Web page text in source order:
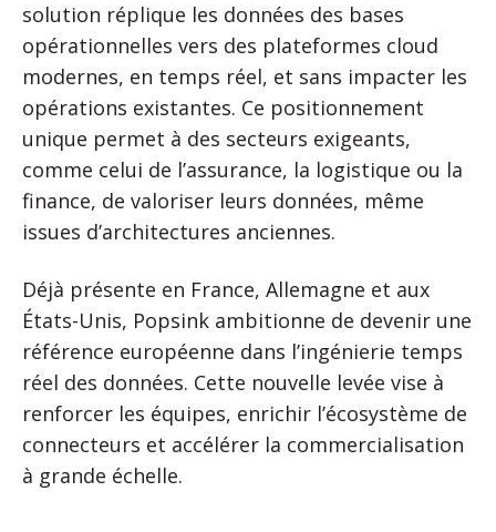
solution réplique les données des bases
opérationnelles vers des plateformes cloud
modernes, en temps réel, et sans impacter les
opérations existantes. Ce positionnement
unique permet à des secteurs exigeants,
comme celui de l’assurance, la logistique ou la
finance, de valoriser leurs données, même
issues d’architectures anciennes.
Déjà présente en France, Allemagne et aux
États-Unis, Popsink ambitionne de devenir une
référence européenne dans l’ingénierie temps
réel des données. Cette nouvelle levée vise à
renforcer les équipes, enrichir l’écosystème de
connecteurs et accélérer la commercialisation
à grande échelle.